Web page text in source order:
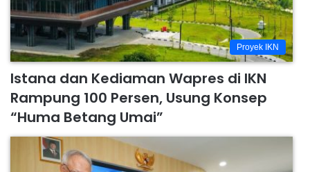
Proyek IKN
Istana dan Kediaman Wapres di IKN
Rampung 100 Persen, Usung Konsep
“Huma Betang Umai”